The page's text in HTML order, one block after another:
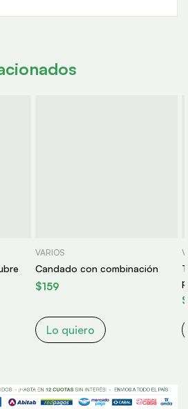
VARIOS
Candado con combinación
$159
Lo quiero
$